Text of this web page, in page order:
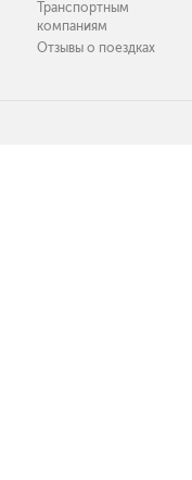
Транспортным
компаниям
Отзывы о поездках